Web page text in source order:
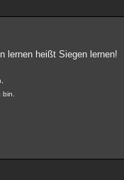
lernen heißt Siegen lernen!